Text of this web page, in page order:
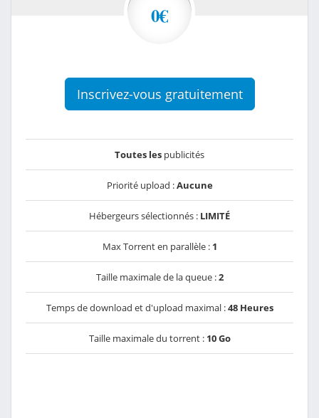
0€
Inscrivez-vous gratuitement
Toutes les publicités
Priorité upload :Aucune
Hébergeurs sélectionnés : LIMITÉ
Max Torrent en parallèle : 1
Taille maximale de la queue :2
Temps de download et d'upload maximal :48 Heures
Taille maximale du torrent : 10 Go